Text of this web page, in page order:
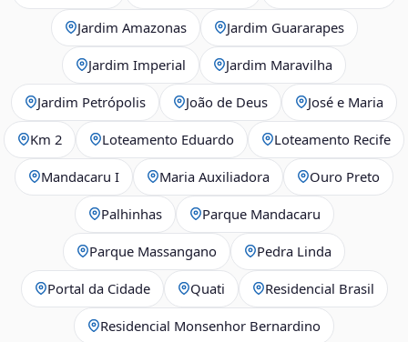
Jardim Amazonas Jardim Guararapes
Jardim Imperial Jardim Maravilha
Jardim Petrópolis João de Deus José e Maria
Km 2 Loteamento Eduardo Loteamento Recife
Mandacaru I Maria Auxiliadora Ouro Preto
Palhinhas Parque Mandacaru
Parque Massangano Pedra Linda
Portal da Cidade Quati Residencial Brasil
Residencial Monsenhor Bernardino